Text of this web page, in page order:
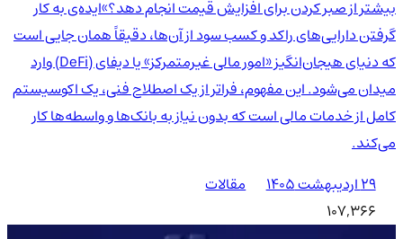
بیشتر از صبر کردن برای افزایش قیمت انجام دهد؟»ایده‌ی به کار
گرفتن دارایی‌های راکد و کسب سود از آن‌ها، دقیقاً همان جایی است
که دنیای هیجان‌انگیز «امور مالی غیرمتمرکز» یا دیفای (DeFi) وارد
میدان می‌شود. این مفهوم، فراتر از یک اصطلاح فنی، یک اکوسیستم
کامل از خدمات مالی است که بدون نیاز به بانک‌ها و واسطه‌ها کار
می‌کند.
۲۹ اردیبهشت ۱۴۰۵
مقالات
107,366